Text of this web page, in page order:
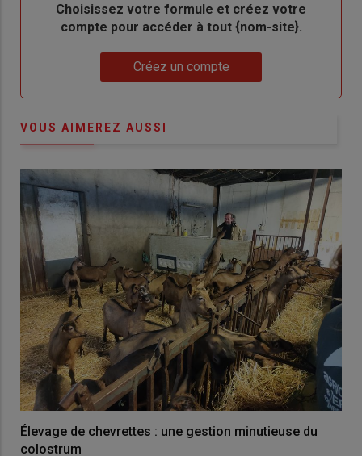
BodyChoisissez votre formule et créez votre
compte pour accéder à tout {nom-site}.
Créez un compte
VOUS AIMEREZ AUSSI
Élevage de chevrettes : une gestion minutieuse du
colostrum